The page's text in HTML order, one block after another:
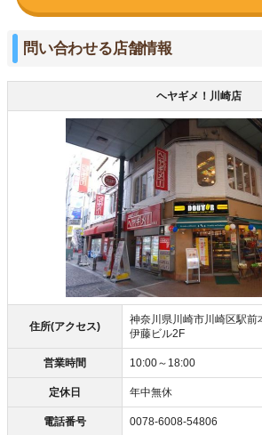
問い合わせる店舗情報
ヘヤギメ！川崎店
住所(アクセス)
神奈川県川崎市川崎区駅前
伊藤ビル2F
営業時間 10:00～18:00
定休日 年中無休
電話番号 0078-6008-54806